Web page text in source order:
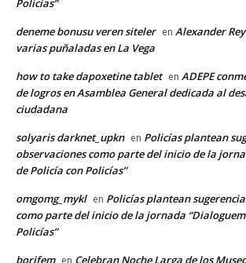
Policías”
deneme bonusu veren siteler en Alexander
varias puñaladas en La Vega
how to take dapoxetine tablet en ADEPE
de logros en Asamblea General dedicada al
ciudadana
solyaris darknet_upkn en Policías plantean
observaciones como parte del inicio de la
de Policía con Policías”
omgomg_mykl en Policías plantean
como parte del inicio de la jornada
Policías”
borifem
Celebran Noche Larga de los